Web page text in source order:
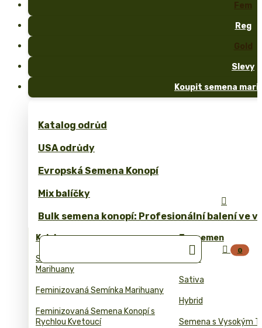
Fem
Reg
Gold
Slevy
Koupit semena
Katalog odrůd
USA odrůdy
Evropská Semena Konopí
Mix balíčky
Bulk semena konopí: Profesionální balení ve
Kolekce
Samonakvetaci Semena
Marihuany
Feminizovaná Semínka Marihuany
Feminizovaná Semena Konopí s
Rychlou Kvetoucí
Typ semen
Indica
Sativa
Hybrid
Semena s Vysokým


 0